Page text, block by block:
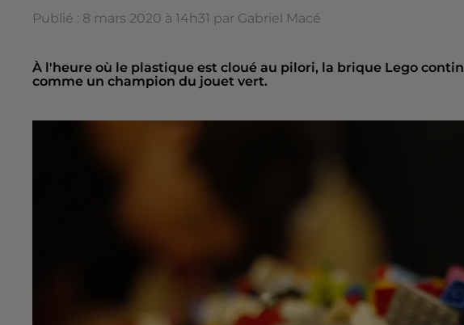
Publié : 8 mars 2020 à 14h31 par Gabriel Macé
À l'heure où le plastique est cloué au pilori, la brique Lego
comme un champion du jouet vert.